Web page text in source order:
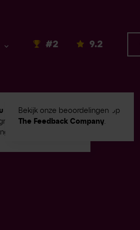
#2
#2
in Emerce100
digital
9.2
Bekijk onze beoordelingen op
The Feedback Company.